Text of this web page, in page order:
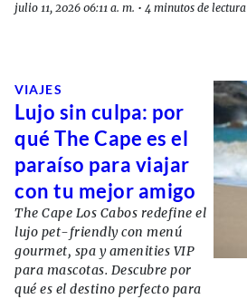
julio 11, 2026 06:11 a. m. • 4 minutos de lectura
VIAJES
Lujo sin culpa: por
qué The Cape es el
paraíso para viajar
con tu mejor amigo
The Cape Los Cabos redefine el
lujo pet-friendly con menú
gourmet, spa y amenities VIP
para mascotas. Descubre por
qué es el destino perfecto para